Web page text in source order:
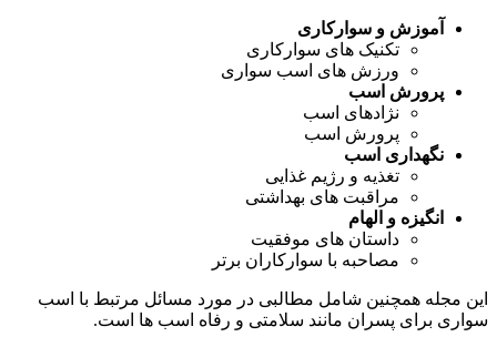
آموزش و سوارکاری
تکنیک های سوارکاری
ورزش های اسب سواری
پرورش اسب
نژادهای اسب
پرورش اسب
نگهداری اسب
تغذیه و رژیم غذایی
مراقبت های بهداشتی
انگیزه و الهام
داستان های موفقیت
مصاحبه با سوارکاران برتر
این مجله همچنین شامل مطالبی در مورد مسائل مرتبط با اسب
سواری برای پسران مانند سلامتی و رفاه اسب ها است.